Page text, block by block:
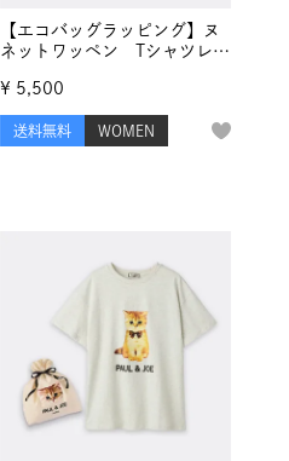
【エコバッグラッピング】ヌ
ネットワッペン Tシャツレデ
¥ 5,500
送料無料 WOMEN